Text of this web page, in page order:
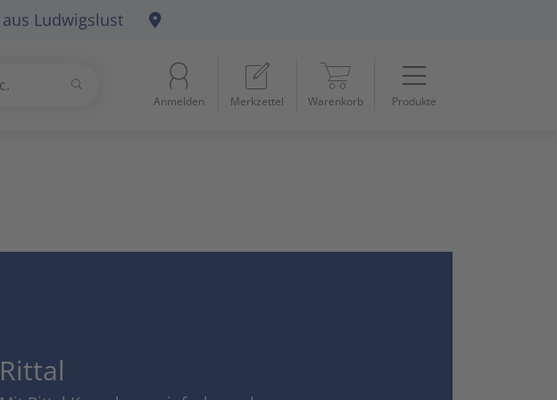
aus Ludwigslust
Suchen
Anmelden Merkzettel Warenkorb Produkte
Rittal
Startseite
Beleuchtung